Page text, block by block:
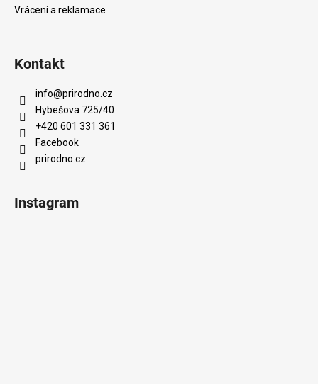
Vrácení a reklamace
Kontakt
info@prirodno.cz
Hybešova 725/40
+420 601 331 361
Facebook
prirodno.cz
Instagram